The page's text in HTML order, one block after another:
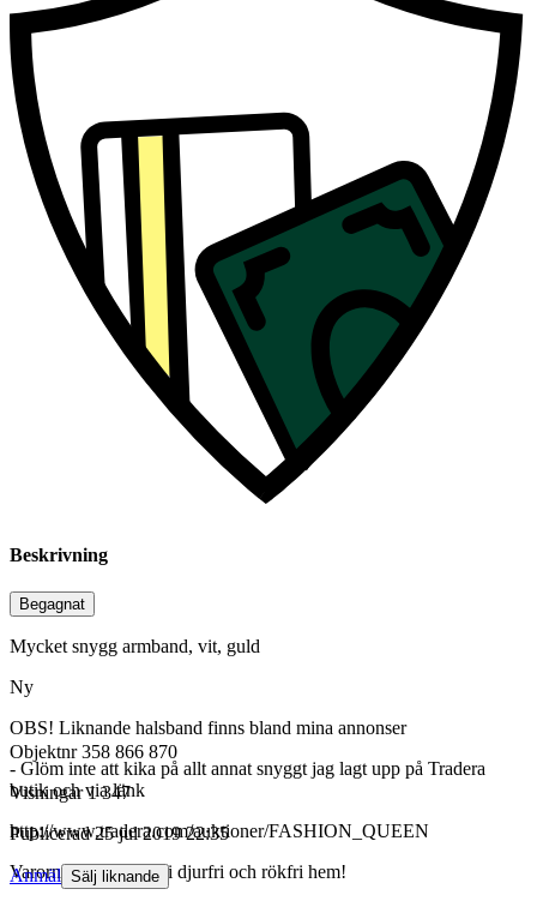
Beskrivning
Begagnat
Mycket snygg armband, vit, guld
Ny
OBS! Liknande halsband finns bland mina annonser
- Glöm inte att kika på allt annat snyggt jag lagt upp på Tradera
butik och via länk
http://www.tradera.com/auktioner/FASHION_QUEEN
Varorna befinner sig i djurfri och rökfri hem!
Objektnr 358 866 870
Visningar 1 347
Publicerad 25 jul 2019 22:35
Anmäl Sälj liknande